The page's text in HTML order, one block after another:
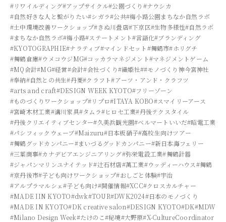
#リワイルディング#アップサイクル#公園づくり #ナウシカ
#自然好きな人と繋がりたい#シガラ#公共#梅小路公園まちなか自然ラボ
#土中環境改善ワークショップ#きぬ川畳店#下京区#生物多様性#自然ラボ
#まちなか自然ラボ#梅小路#ステートメント#言語化#ブランディング
#KYOTOGRAPHIE#ナラティブ#マインドセット#舞鶴市#ホリグチ
#舞鶴倉庫#ウメコウジMG#コッカラマネジメント#マネジメントゲーム
#MQ会計#MG#経営#会計#会社づくり#織姫社##モノづくり神今宮神社
#奉納#自然との共生#丹菱#クラフト#アーツ・アンド・クラフツ
#arts and craft#DESIGN WEEK KYOTO#フリーゾーン
#ものづくりワークショップ#リプロ#ITAYA KOBO#スマイリーアース
#宮崎木材工業#溝川家具#タムラ#ヒロセ工業#丹後テクスタイル
#丹後クリエイティブセンター#久美浜観光園#ベルマートいいだ#昭電工業
#パシフィックウェーブ#Maizuru#日本板硝子#高校生向けツアー
#舞鶴グッドカンパニー#まいづるグッドカンパニー#新日本海フェリー
#三葉商事#カナデビアエンジニアリング#弥栄電設工業#舞鶴計器
#ジャパンマリンユナイテッド#辻石材店#萬工業#ウッディーハウス#舞鶴
#京丹後市#子ども向けワークショップ#おしごと体験#宇治
#アルプラマルシェ#子ども向け#開催情報#XCC#クロスカルチャー
#MADE IIN KYOTO#dwk#TOUR#DWK2024#日本のモノづくり
#MADE IN KYOTO#DK creative salon#DESIGN KYOTO#DK#MDW
#Milano Design Week#たけのこ#秘境#大野原#X-CultureCoordinator